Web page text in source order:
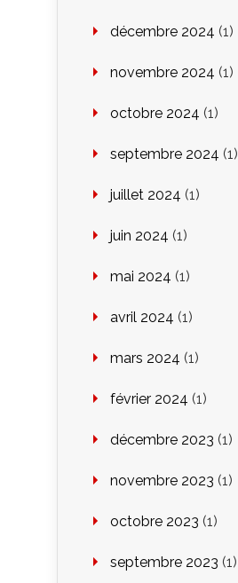
décembre 2024 (1)
novembre 2024 (1)
octobre 2024 (1)
septembre 2024 (1)
juillet 2024 (1)
juin 2024 (1)
mai 2024 (1)
avril 2024 (1)
mars 2024 (1)
février 2024 (1)
décembre 2023 (1)
novembre 2023 (1)
octobre 2023 (1)
septembre 2023 (1)